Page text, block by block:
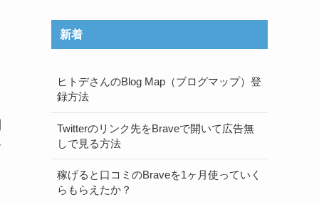
新着
ヒトデさんのBlog Map（ブログマップ）登
録方法
Twitterのリンク先をBraveで開いて広告無
しで見る方法
稼げると口コミのBraveを1ヶ月使っていく
らもらえたか？